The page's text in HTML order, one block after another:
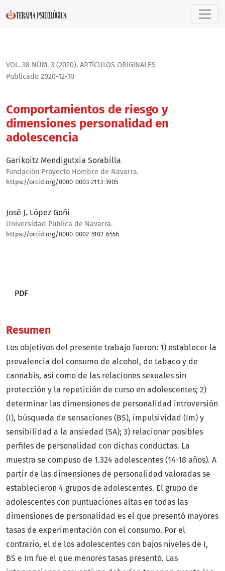
Comportamientos de riesgo y dimensiones personalidad
VOL. 38 NÚM. 3 (2020), ARTÍ­CULOS ORIGINALES
Comportamientos de riesgo y
dimensiones personalidad en
adolescencia
Publicado 2020-12-10
Garikoitz Mendigutxia Sorabilla
Fundación Proyecto Hombre de Navarra.
https://orcid.org/0000-0003-2113-3905
José J. López Goñi
Universidad Pública de Navarra.
https://orcid.org/0000-0002-5102-6556
PDF
Resumen
Los objetivos del presente trabajo fueron: 1) establecer la
prevalencia del consumo de alcohol, de tabaco y de
cannabis, así como de las relaciones sexuales sin
protección y la repetición de curso en adolescentes; 2)
determinar las dimensiones de personalidad introversión
(I), búsqueda de sensaciones (BS), impulsividad (Im) y
sensibilidad a la ansiedad (SA); 3) relacionar posibles
perfiles de personalidad con dichas conductas. La
muestra se compuso de 1.324 adolescentes (14-18 años). A
partir de las dimensiones de personalidad valoradas se
establecieron 4 grupos de adolescentes. El grupo de
adolescentes con puntuaciones altas en todas las
dimensiones de personalidad es el que presentó mayores
tasas de experimentación con el consumo. Por el
contrario, el de los adolescentes con bajos niveles de I,
BS e Im fue el que menores tasas presentó. Las